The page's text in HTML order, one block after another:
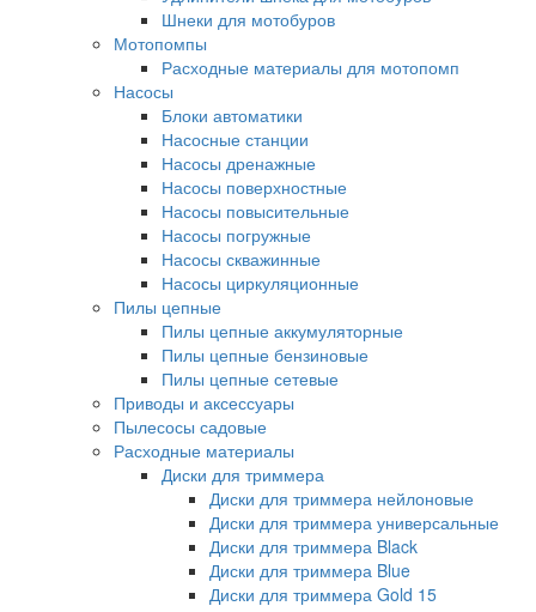
Шнеки для мотобуров
Мотопомпы
Расходные материалы для мотопомп
Насосы
Блоки автоматики
Насосные станции
Насосы дренажные
Насосы поверхностные
Насосы повысительные
Насосы погружные
Насосы скважинные
Насосы циркуляционные
Пилы цепные
Пилы цепные аккумуляторные
Пилы цепные бензиновые
Пилы цепные сетевые
Приводы и аксессуары
Пылесосы садовые
Расходные материалы
Диски для триммера
Диски для триммера нейлоновые
Диски для триммера универсальные
Диски для триммера Black
Диски для триммера Blue
Диски для триммера Gold 15